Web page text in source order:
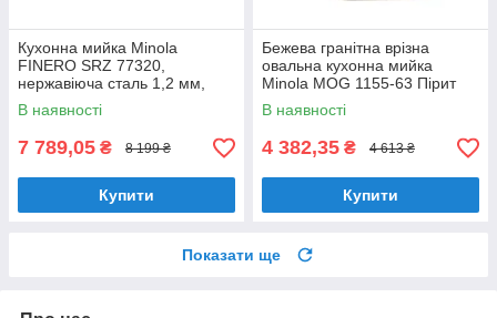
Кухонна мийка Minola
FINERO SRZ 77320,
нержавіюча сталь 1,2 мм,
двочашева, врізна/під
стільницю
В наявності
7 789,05 ₴ 8 199 ₴
Купити
Бежева гранітна врізна
овальна кухонна мийка
Minola MOG 1155-63 Пірит
В наявності
4 382,35 ₴ 4 613 ₴
Купити
Показати ще